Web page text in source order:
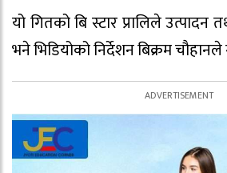
यो गितको बि स्टार प्रालिले
भने भिडियोको निर्देशन बिक्रम